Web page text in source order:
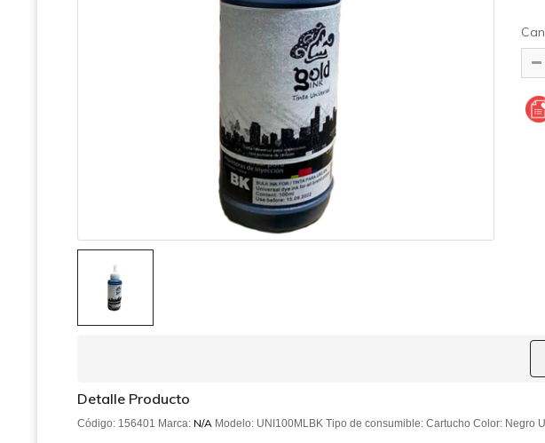
Detalle Producto
Código: 156401 Marca: N/A Modelo: UNI100MLBK Tipo de consumible: Cartucho Color: Negro